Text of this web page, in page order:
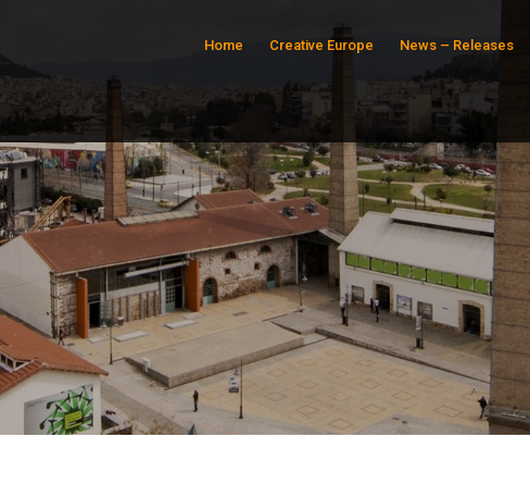
Home Creative Europe News – Releases